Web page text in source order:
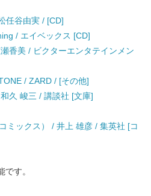
任谷由実 / [CD]
/ エイベックス [CD]
香美 / ビクターエンタテインメン
/ ZARD / [その他]
久 峻三 / 講談社 [文庫]
ミックス） / 井上 雄彦 / 集英社 [コ
す。